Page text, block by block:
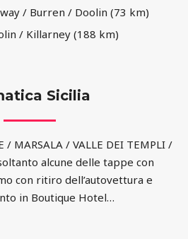
/ Burren / Doolin (73 km)
/ Killarney (188 km)
Sicilia
/ MARSALA / VALLE DEI TEMPLI /
alcune delle tappe con
con ritiro dell’autovettura e
in Boutique Hotel…